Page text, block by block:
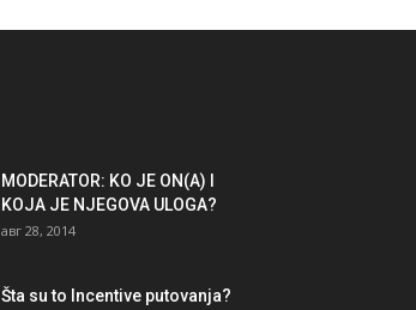
MODERATOR: KO JE ON(A) I
KOJA JE NJEGOVA ULOGA?
авг 28, 2014
Šta su to Incentive putovanja?